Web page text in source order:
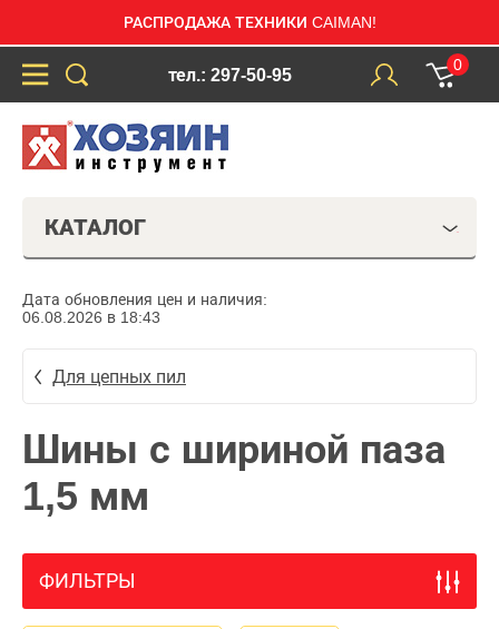
РАСПРОДАЖА ТЕХНИКИ CAIMAN!
тел.: 297-50-95
0
КАТАЛОГ
Дата обновления цен и наличия:
06.08.2026 в 18:43
Для цепных пил
Шины с шириной паза
1,5 мм
ФИЛЬТРЫ